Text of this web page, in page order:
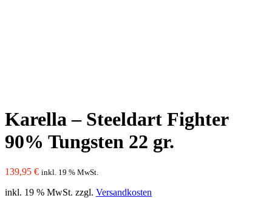
Karella – Steeldart Fighter
90% Tungsten 22 gr.
139,95 € inkl. 19 % MwSt.
inkl. 19 % MwSt. zzgl. Versandkosten